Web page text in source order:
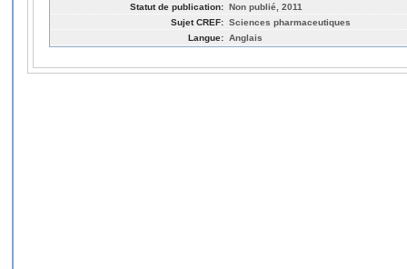
Statut de publication: Non publié, 2011
Sujet CREF: Sciences pharmaceutiques
Langue: Anglais